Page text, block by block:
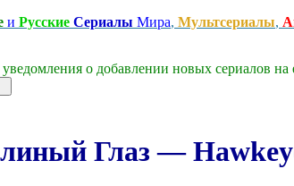
и Русские Сериалы Мира, Мультсериалы,
о добавлении новых сериалов на
Глаз —